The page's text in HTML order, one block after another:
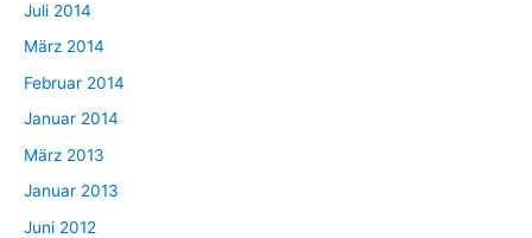
Juli 2014
März 2014
Februar 2014
Januar 2014
März 2013
Januar 2013
Juni 2012